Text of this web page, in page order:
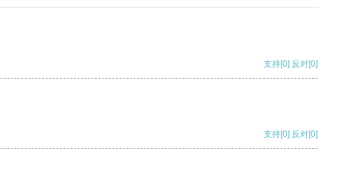
支持[0] 反对[0]
支持[0] 反对[0]